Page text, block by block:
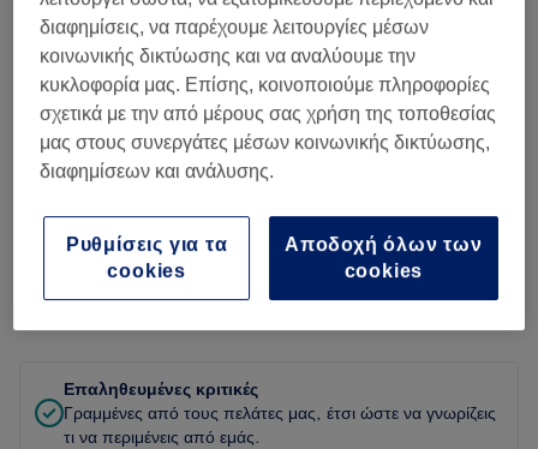
Προσωπικό
Φιλτράρισμα κριτικών
Υπηρεσία Όλες οι υπηρεσίες
Αξιολόγηση Φίλτρα με βάση βαθμολογία
Επαληθευμένες κριτικές
Γραμμένες από τους πελάτες μας, έτσι ώστε να γνωρίζεις
τι να περιμένεις από εμάς.
διαφημίσεις, να παρέχουμε λειτουργίες μέσων
κοινωνικής δικτύωσης και να αναλύουμε την
κυκλοφορία μας. Επίσης, κοινοποιούμε πληροφορίες
σχετικά με την από μέρους σας χρήση της τοποθεσίας
μας στους συνεργάτες μέσων κοινωνικής δικτύωσης,
διαφημίσεων και ανάλυσης.
Αποδοχή όλων των
cookies
Ρυθμίσεις για τα
cookies